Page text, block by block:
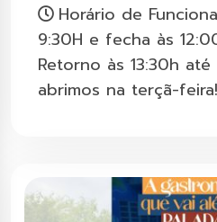
Horário de
9:30H e fecha às
Retorno às 13:30h
abrimos na terçã-feira!